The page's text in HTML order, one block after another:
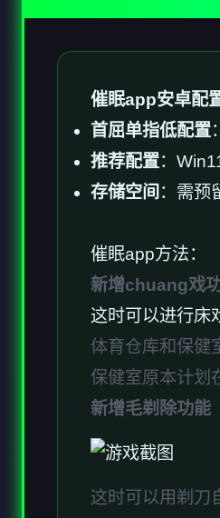
催眠app安卓配
​首屈单指低配置​
​推荐配置​：
​存储空间​ ：需预
催眠app方法：
新增chuang戏
这时可以进行床
体育仓库和保健
保健室原本计划
新增毛剃除功能
这时可以用剃刀